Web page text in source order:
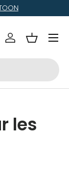
Se connecter
Panier
Menu
les